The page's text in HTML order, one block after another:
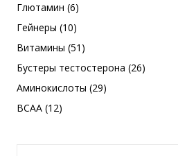
Глютамин (6)
Гейнеры (10)
Витамины (51)
Бустеры тестостерона (26)
Аминокислоты (29)
BCAA (12)